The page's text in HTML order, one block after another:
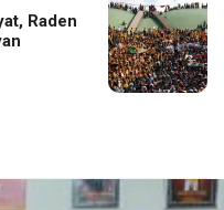
Raden